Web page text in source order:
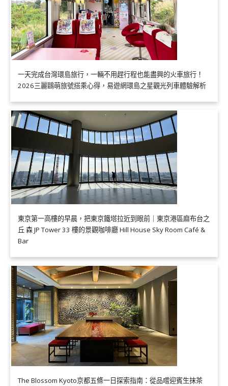
一天完成台灣環島旅行，一輛不用趕行程也能盡興的火車旅行！
2026三麗鷗萌旅號搭乘心得，易遊網環島之星觀光列車體驗解析
東京第一高樓的早晨，把東京鐵塔拉近到眼前｜東京港區麻布台之
丘 森 JP Tower 33 樓的景觀咖啡廳 Hill House Sky Room Café &
Bar
The Blossom Kyoto京都五條一日探索指南：從品嚐迎賓生抹茶